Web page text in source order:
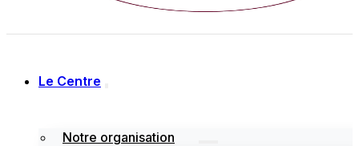
Le Centre
Notre organisation